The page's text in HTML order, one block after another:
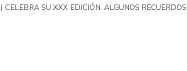
SU XXX EDICIÓN. ALGUNOS RECUERDOS